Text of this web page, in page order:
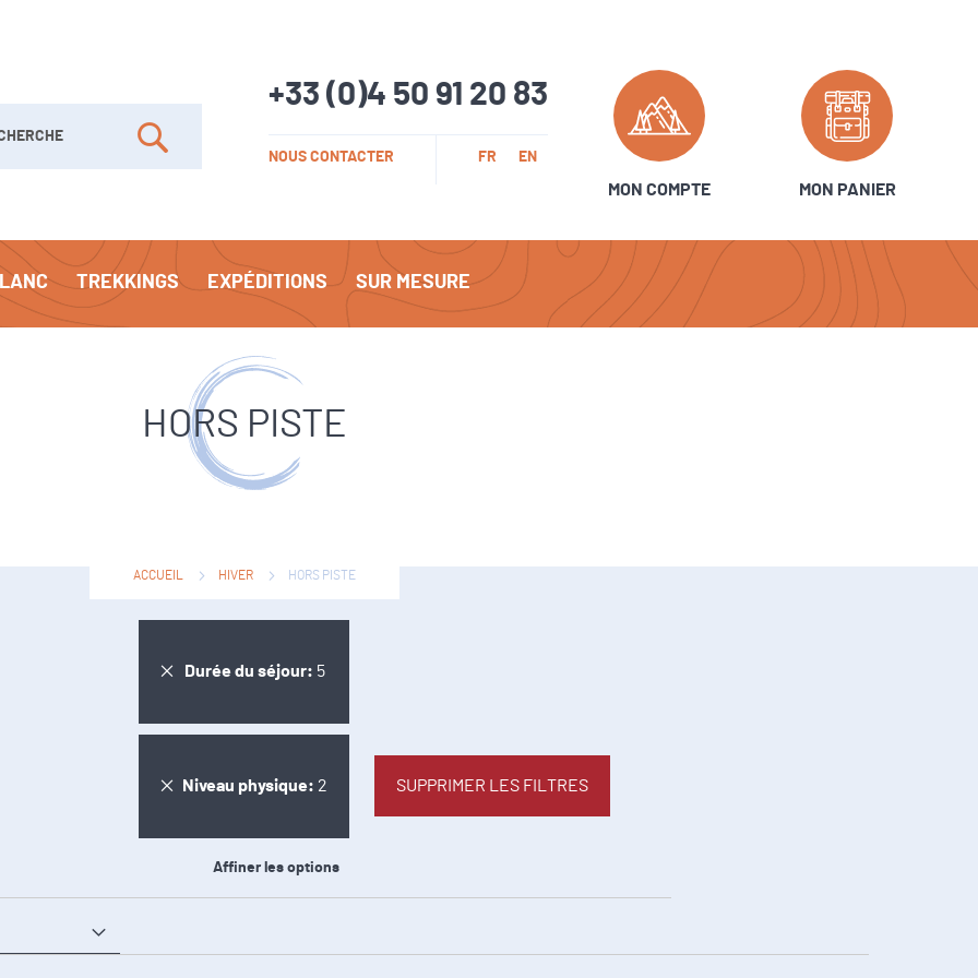
Rechercher
+33 (0)4 50 91 20 83
NOUS CONTACTER FR EN
MON COMPTE MON PANIER
TREKKINGS EXPÉDITIONS SUR MESURE
HORS PISTE
ACCUEIL HIVER HORS PISTE
Durée du séjour 5
Supprimer
cet
Élément
Niveau physique 2
Supprimer
cet
Élément
SUPPRIMER LES FILTRES
Affiner les options